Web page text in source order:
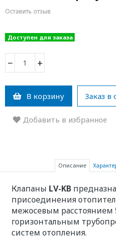
Оставить отзыв
Доступен для заказа
− +
В корзину Заказ в
Добавить в избранное
Описание
Клапаны LV-KB
присоединения
межосевым расстоянием
горизонтальным
систем отопления.